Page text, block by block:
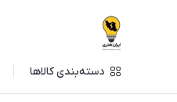
دسته‌بندی کالاها